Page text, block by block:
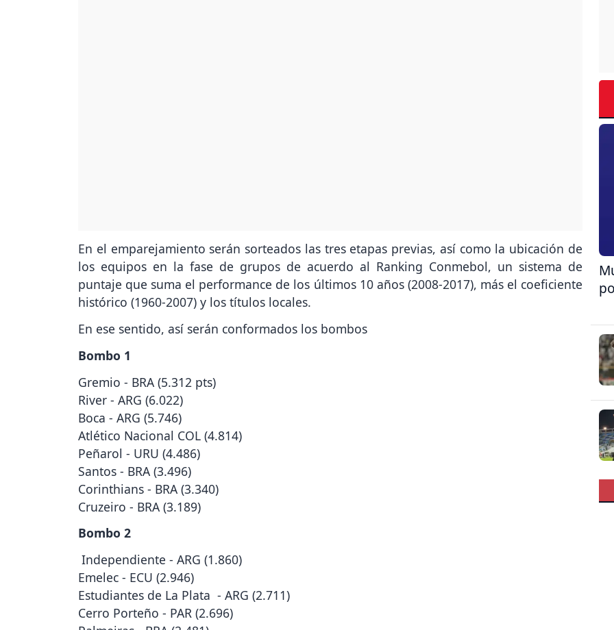
En el emparejamiento serán sorteados las tres etapas previas, así como la ubicación de
los equipos en la fase de grupos de acuerdo al Ranking Conmebol, un sistema de
puntaje que suma el performance de los últimos 10 años (2008-2017), más el coeficiente
histórico (1960-2007) y los títulos locales.
En ese sentido, así serán conformados los bombos
Bombo 1
Gremio - BRA (5.312 pts)
River - ARG (6.022)
Boca - ARG (5.746)
Atlético Nacional COL (4.814)
Peñarol - URU (4.486)
Santos - BRA (3.496)
Corinthians - BRA (3.340)
Cruzeiro - BRA (3.189)
Bombo 2
Independiente - ARG (1.860)
Emelec - ECU (2.946)
Estudiantes de La Plata - ARG (2.711)
Cerro Porteño - PAR (2.696)